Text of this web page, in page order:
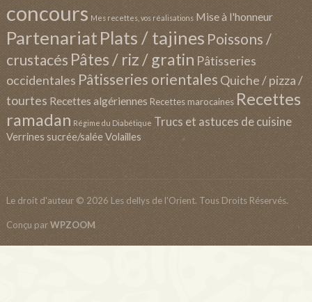
concours Mes recettes, vos réalisations Mise à l'honneur
Partenariat Plats / tajines Poissons /
crustacés Pâtes / riz / gratin Pâtisseries
occidentales Pâtisseries orientales Quiche / pizza /
tourtes Recettes algériennes Recettes marocaines Recettes
ramadan Régime du Diabétique Trucs et astuces de cuisine
Verrines sucrée/saléeVolailles
Le droit d'auteur © 2026 Les dellys de l'Orient. Tous Droits Réservés.
Conçu parWPZOOM